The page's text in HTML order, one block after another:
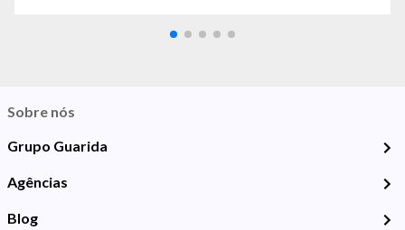
Sobre nós
Grupo Guarida
Agências
Blog